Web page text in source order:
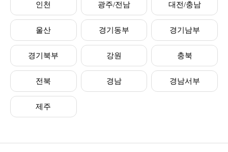
인천 광주/전남 대전/충남
울산 경기동부 경기남부
경기북부 강원 충북
전북 경남 경남서부
제주